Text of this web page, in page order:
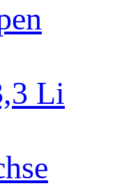
Li